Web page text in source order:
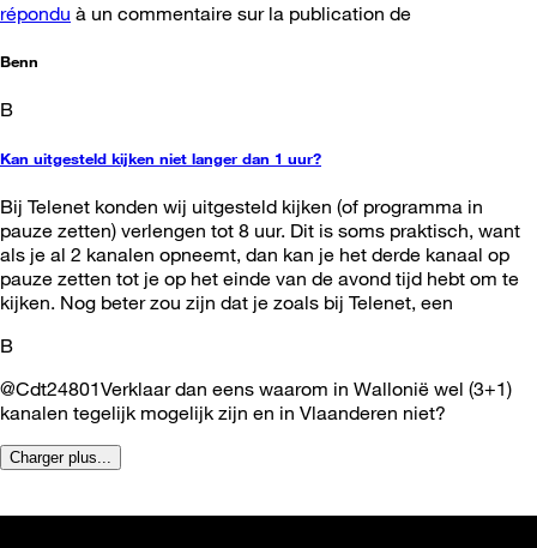
répondu à un commentaire sur la publication de
Benn
B
Kan uitgesteld kijken niet langer dan 1 uur?
Bij Telenet konden wij uitgesteld kijken (of programma in
pauze zetten) verlengen tot 8 uur. Dit is soms praktisch, want
als je al 2 kanalen opneemt, dan kan je het derde kanaal op
pauze zetten tot je op het einde van de avond tijd hebt om te
kijken. Nog beter zou zijn dat je zoals bij Telenet, een
B
@Cdt24801Verklaar dan eens waarom in Wallonië wel (3+1)
kanalen tegelijk mogelijk zijn en in Vlaanderen niet?
Charger plus...